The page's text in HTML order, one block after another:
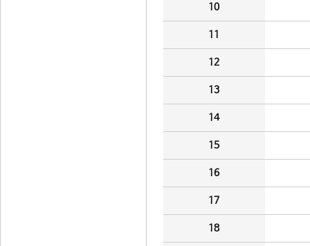
10
11
12
13
14
15
16
17
18